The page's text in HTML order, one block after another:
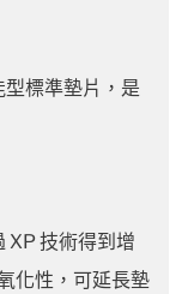
標準墊片，是
技術得到增
化性，可延長墊